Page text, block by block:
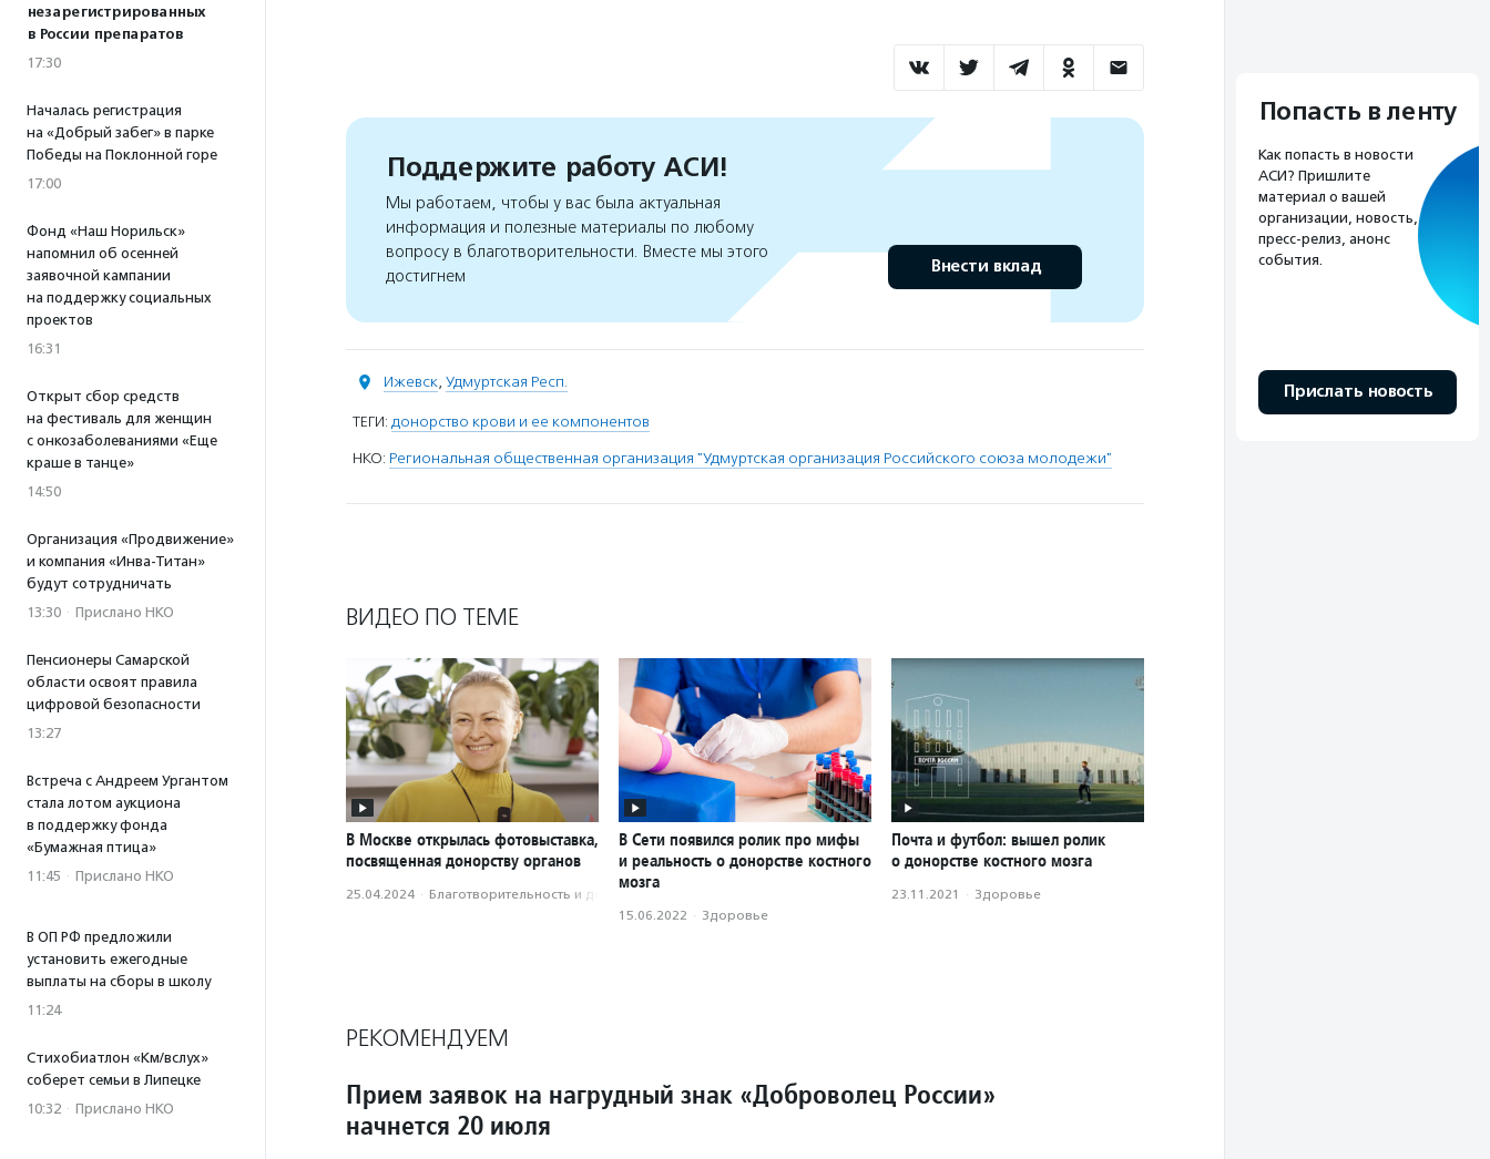
незарегистрированных
в России препаратов
17:30
Началась регистрация
на «Добрый забег» в парке
Победы на Поклонной горе
17:00
Фонд «Наш Норильск»
напомнил об осенней
заявочной кампании
на поддержку социальных
проектов
16:31
Открыт сбор средств
на фестиваль для женщин
с онкозаболеваниями «Еще
краше в танце»
14:50
Организация «Продвижение»
и компания «Инва-Титан»
будут сотрудничать
13:30 · Прислано НКО
Пенсионеры Самарской
области освоят правила
цифровой безопасности
13:27
Встреча с Андреем Ургантом
стала лотом аукциона
в поддержку фонда
«Бумажная птица»
11:45 · Прислано НКО
В ОП РФ предложили
установить ежегодные
выплаты на сборы в школу
11:24
Стихобиатлон «Км/вслух»
соберет семьи в Липецке
10:32 · Прислано НКО
Поддержите работу АСИ!
Мы работаем, чтобы у вас была актуальная
информация и полезные материалы по любому
вопросу в благотворительности. Вместе мы этого
достигнем
Внести вклад
Ижевск, Удмуртская Респ.
ТЕГИ: донорство крови и ее компонентов
НКО: Региональная общественная организация "Удмуртская организация Российского союза молодежи"
ВИДЕО ПО ТЕМЕ
В Москве открылась фотовыставка,
посвященная донорству органов
25.04.2024 · Благотвори­тель­ность и доброволь­чест­во
В Сети появился ролик про мифы
и реальность о донорстве костного
мозга
15.06.2022 · Здоровье
Почта и футбол: вышел ролик
о донорстве костного мозга
23.11.2021 · Здоровье
РЕКОМЕНДУЕМ
Прием заявок на нагрудный знак «Доброволец России»
начнется 20 июля
Попасть в ленту
Как попасть в новости
АСИ? Пришлите
материал о вашей
организации, новость,
пресс-релиз, анонс
события.
Прислать новость